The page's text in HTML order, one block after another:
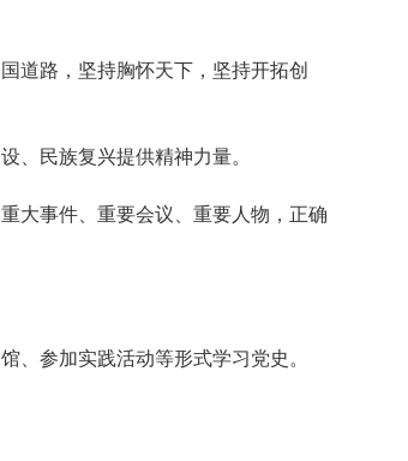
道路，坚持胸怀天下，坚持开拓创
民族复兴提供精神力量。
大事件、重要会议、重要人物，正确
参加实践活动等形式学习党史。